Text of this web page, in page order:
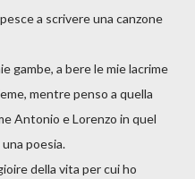
a scrivere una canzone
gambe, a bere le mie lacrime
mentre penso a quella
Antonio e Lorenzo in quel
poesia.
della vita per cui ho